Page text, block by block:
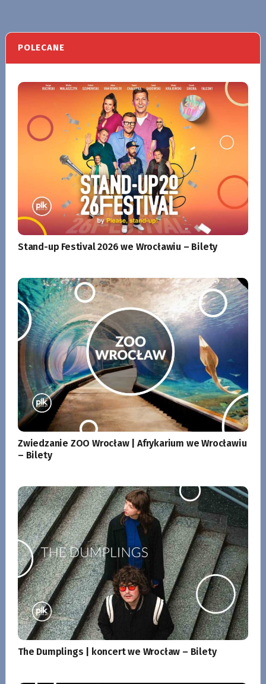
POLECANE
Stand-up Festival 2026 we Wrocławiu – Bilety
Zwiedzanie ZOO Wrocław | Afrykarium we Wrocławiu
– Bilety
The Dumplings | koncert we Wrocław – Bilety